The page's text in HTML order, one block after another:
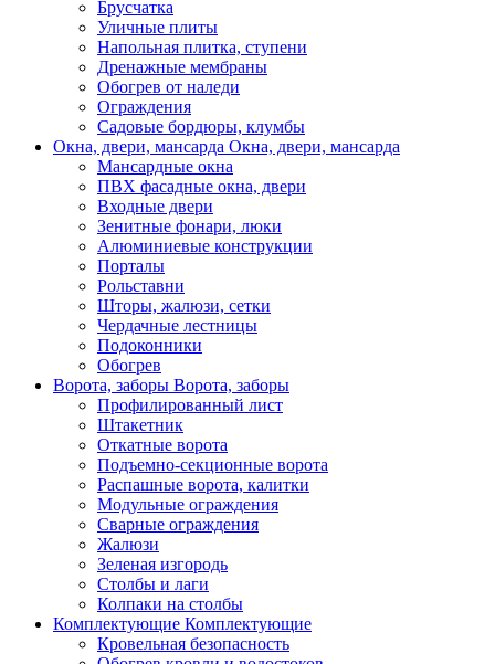
Брусчатка
Уличные плиты
Напольная плитка, ступени
Дренажные мембраны
Обогрев от наледи
Ограждения
Садовые бордюры, клумбы
Окна, двери, мансарда Окна, двери, мансарда
Мансардные окна
ПВХ фасадные окна, двери
Входные двери
Зенитные фонари, люки
Алюминиевые конструкции
Порталы
Рольставни
Шторы, жалюзи, сетки
Чердачные лестницы
Подоконники
Обогрев
Ворота, заборы Ворота, заборы
Профилированный лист
Штакетник
Откатные ворота
Подъемно-секционные ворота
Распашные ворота, калитки
Модульные ограждения
Сварные ограждения
Жалюзи
Зеленая изгородь
Столбы и лаги
Колпаки на столбы
Комплектующие Комплектующие
Кровельная безопасность